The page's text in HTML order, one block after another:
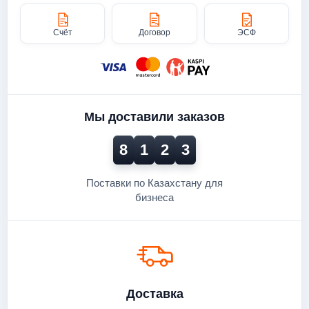
Счёт Договор ЭСФ
Мы доставили заказов
8 1 2 3
Поставки по Казахстану для
бизнеса
Доставка